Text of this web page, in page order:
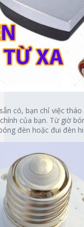
có, bạn chỉ việc
của bạn. Từ giờ
đèn hoặc đui đèn